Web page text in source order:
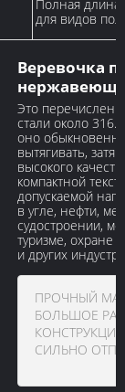
Полная
для видов
Веревочка
Это
стали около 316.
оно
вытягивать,
высокого
компактной
допускаемой
в угле, нефти,
судостроении,
туризме, охране
и других
ПРОЧНЫЙ
БОЛЬШОЕ
КОНСТРУКЦИЯ
СИЛЬНО